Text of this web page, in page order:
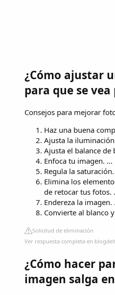
¿Cómo ajustar
para que se
Consejos para mejorar
Haz una buena
Ajusta la
Ajusta el balance de
Enfoca tu imagen. ...
Regula la saturación.
Elimina los
de retocar tus fotos.
Endereza la imagen.
Convierte al blanco
Solicitud de eliminación
Ver respuesta completa en
¿Cómo hacer
imagen salga